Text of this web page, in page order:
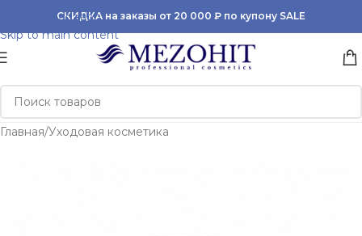
Skip to navigation
Skip to main content
СКИДКА на заказы от 20 000 ₽ по купону SALE
Главная/Уходовая косметика